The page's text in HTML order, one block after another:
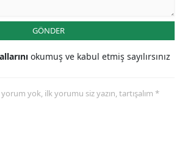
Kırşehir
GÖNDER
okumuş ve kabul etmiş sayılırsınız
yok, ilk yorumu siz yazın, tartışalım *